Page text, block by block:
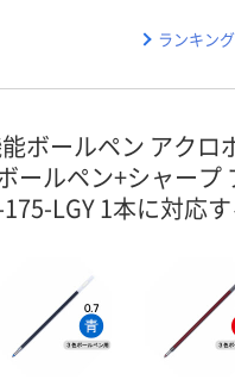
ランキン
ボールペン アクロ
ールペン+シャープ
LGY 1本に対応